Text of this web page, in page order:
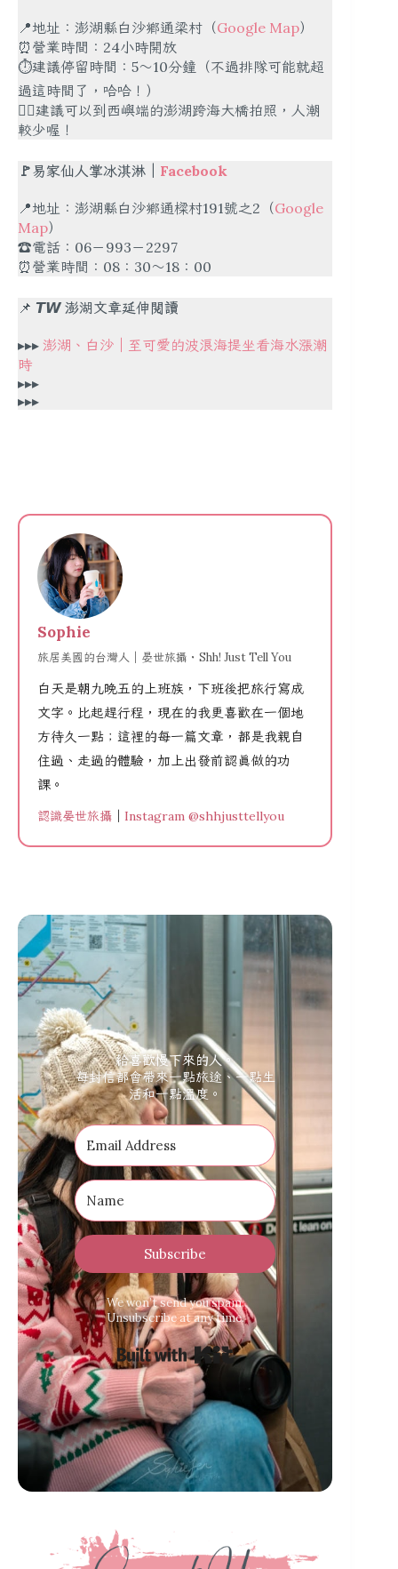
📍地址：澎湖縣白沙鄉通梁村（Google Map）
⏰營業時間：24小時開放
⏱建議停留時間：5～10分鐘（不過排隊可能就超
過這時間了，哈哈！）
✍🏻建議可以到西嶼端的澎湖跨海大橋拍照，人潮
較少喔！
🚩易家仙人掌冰淇淋｜ Facebook
📍地址：澎湖縣白沙鄉通樑村191號之2（Google
Map）
☎️電話：06－993－2297
⏰營業時間：08：30～18：00
📌 𝙏𝙒 澎湖文章延伸閱讀
▸▸▸ 澎湖、白沙｜至可愛的波浪海提坐看海水漲潮
時
▸▸▸
▸▸▸
Sophie
旅居美國的台灣人｜晏世旅攝・Shh! Just Tell You
白天是朝九晚五的上班族，下班後把旅行寫成
文字。比起趕行程，現在的我更喜歡在一個地
方待久一點；這裡的每一篇文章，都是我親自
住過、走過的體驗，加上出發前認真做的功
課。
認識晏世旅攝 Instagram @shhjusttellyou
給喜歡慢下來的人。
每封信都會帶來一點旅途、一點生
活和一點溫度。
Subscribe
We won’t send you spam.
Unsubscribe at any time.
Built with Kit